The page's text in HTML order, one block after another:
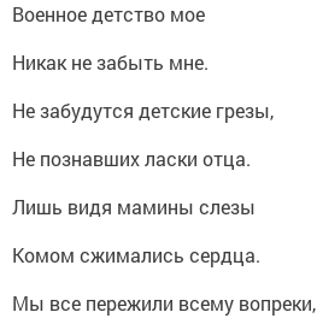
Военное детство мое
Никак не забыть мне.
Не забудутся детские грезы,
Не познавших ласки отца.
Лишь видя мамины слезы
Комом сжимались сердца.
Мы все пережили всему вопреки,